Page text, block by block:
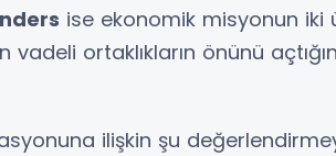
ise ekonomik misyonun iki
ortaklıkların önünü
ilişkin şu